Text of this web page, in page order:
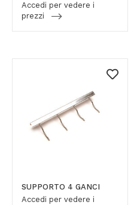
Accedi per vedere i
prezzi
SUPPORTO 4 GANCI
Accedi per vedere i